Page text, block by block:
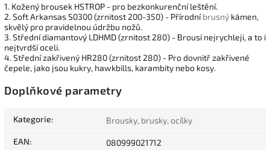
1. Kožený brousek HSTROP - pro bezkonkurenční leštění.
2. Soft Arkansas S0300 (zrnitost 200-350) - Přírodníbrusný kámen,
skvělý pro pravidelnou údržbu nožů.
3. Střední diamantový LDHMD (zrnitost 280) - Brousí nejrychleji, a to i
nejtvrdší oceli.
4. Střední zakřivený HR280 (zrnitost 280) - Pro dovnitř zakřivené
čepele, jako jsou kukry, hawkbills, karambity nebo kosy.
Doplňkové parametry
Kategorie: Brousky, brusky, ocílky
EAN: 080999021712